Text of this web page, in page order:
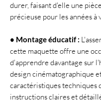
durer, faisant d'elle une
précieuse pour les années à
• Montage éducatif :
cette maquette offre une
d'apprendre davantage sur
design cinématographique
caractéristiques techniques
instructions claires et